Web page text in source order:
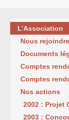
L’Association
Nous rejoindre
Documents
Comptes
Comptes
Nos actions
2002 : Projet
2003 :